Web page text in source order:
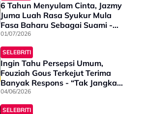
6 Tahun Menyulam Cinta, Jazmy
Juma Luah Rasa Syukur Mula
Fasa Baharu Sebagai Suami -
“Terima Kasih Kerana…”
01/07/2026
SELEBRITI
Ingin Tahu Persepsi Umum,
Fouziah Gous Terkejut Terima
Banyak Respons - “Tak Jangka
Korang Balas Dengan
Pandangan Saya ‘Artis’ Tapi…”
04/06/2026
SELEBRITI